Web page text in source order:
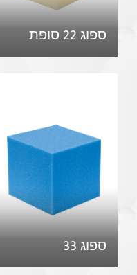
ספוג 22 סופת
ספוג 33